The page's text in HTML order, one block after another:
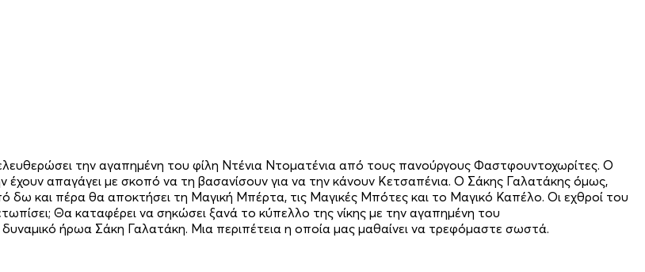
την αγαπημένη του φίλη Ντένια Ντοματένια από τους πανούργους Φαστφουντοχωρίτες. Ο
έχουν απαγάγει με σκοπό να τη βασανίσουν για να την κάνουν Κετσαπένια. Ο Σάκης Γαλατάκης όμως,
δω και πέρα θα αποκτήσει τη Μαγική Μπέρτα, τις Μαγικές Μπότες και το Μαγικό Καπέλο. Οι εχθροί του
Θα καταφέρει να σηκώσει ξανά το κύπελλο της νίκης με την αγαπημένη του
ήρωα Σάκη Γαλατάκη. Μια περιπέτεια η οποία μας μαθαίνει να τρεφόμαστε σωστά.